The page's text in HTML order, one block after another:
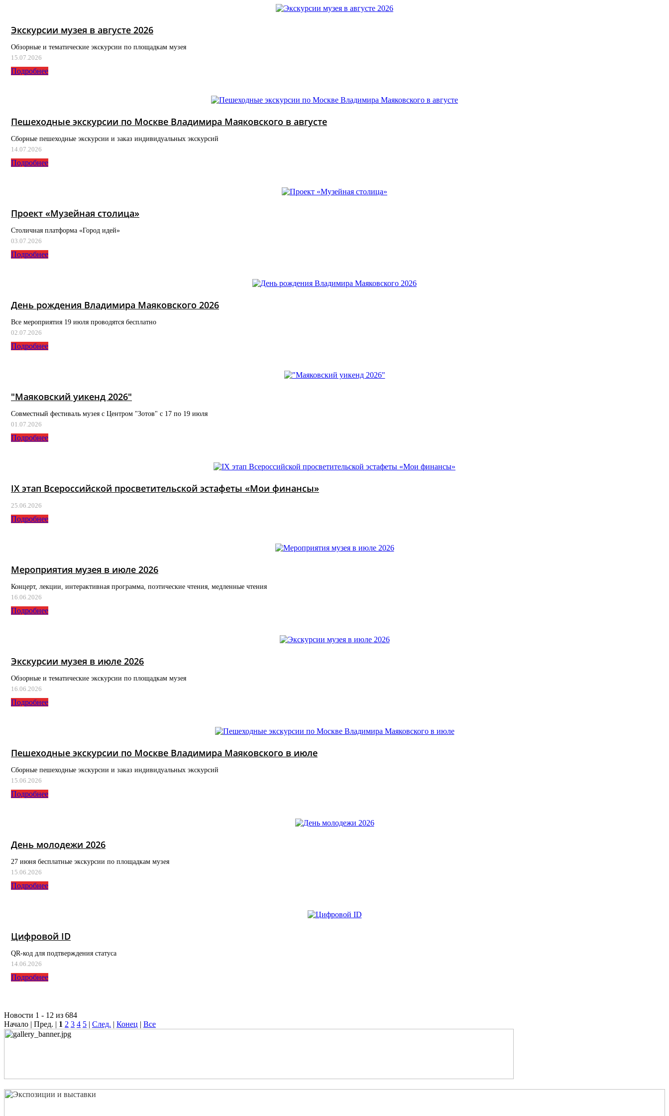
Экскурсии музея в августе 2026
Обзорные и тематические экскурсии по площадкам музея
15.07.2026
Подробнее
Пешеходные экскурсии по Москве Владимира Маяковского в августе
Сборные пешеходные экскурсии и заказ индивидуальных экскурсий
14.07.2026
Подробнее
Проект «Музейная столица»
Столичная платформа «Город идей»
03.07.2026
Подробнее
День рождения Владимира Маяковского 2026
Все мероприятия 19 июля проводятся бесплатно
02.07.2026
Подробнее
"Маяковский уикенд 2026"
Совместный фестиваль музея с Центром "Зотов" с 17 по 19 июля
01.07.2026
Подробнее
IX этап Всероссийской просветительской эстафеты «Мои финансы»
25.06.2026
Подробнее
Мероприятия музея в июле 2026
Концерт, лекции, интерактивная программа, поэтические чтения, медленные чтения
16.06.2026
Подробнее
Экскурсии музея в июле 2026
Обзорные и тематические экскурсии по площадкам музея
16.06.2026
Подробнее
Пешеходные экскурсии по Москве Владимира Маяковского в июле
Сборные пешеходные экскурсии и заказ индивидуальных экскурсий
15.06.2026
Подробнее
День молодежи 2026
27 июня бесплатные экскурсии по площадкам музея
15.06.2026
Подробнее
Цифровой ID
QR-код для подтверждения статуса
14.06.2026
Подробнее
Новости 1 - 12 из 684
Начало | Пред. | 1 2 3 4 5 | След. | Конец | Все